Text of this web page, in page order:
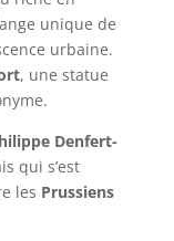
unique de
urbaine.
, une statue
Denfert-
qui s’est
les Prussiens